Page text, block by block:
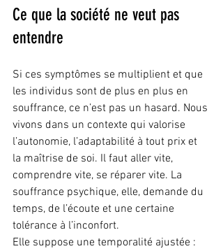
Ce que la société ne veut pas
entendre
Si ces symptômes se multiplient et que
les individus sont de plus en plus en
souffrance, ce n’est pas un hasard. Nous
vivons dans un contexte qui valorise
l’autonomie, l’adaptabilité à tout prix et
la maîtrise de soi. Il faut aller vite,
comprendre vite, se réparer vite. La
souffrance psychique, elle, demande du
temps, de l’écoute et une certaine
tolérance à l’inconfort.
Elle suppose une temporalité ajustée :